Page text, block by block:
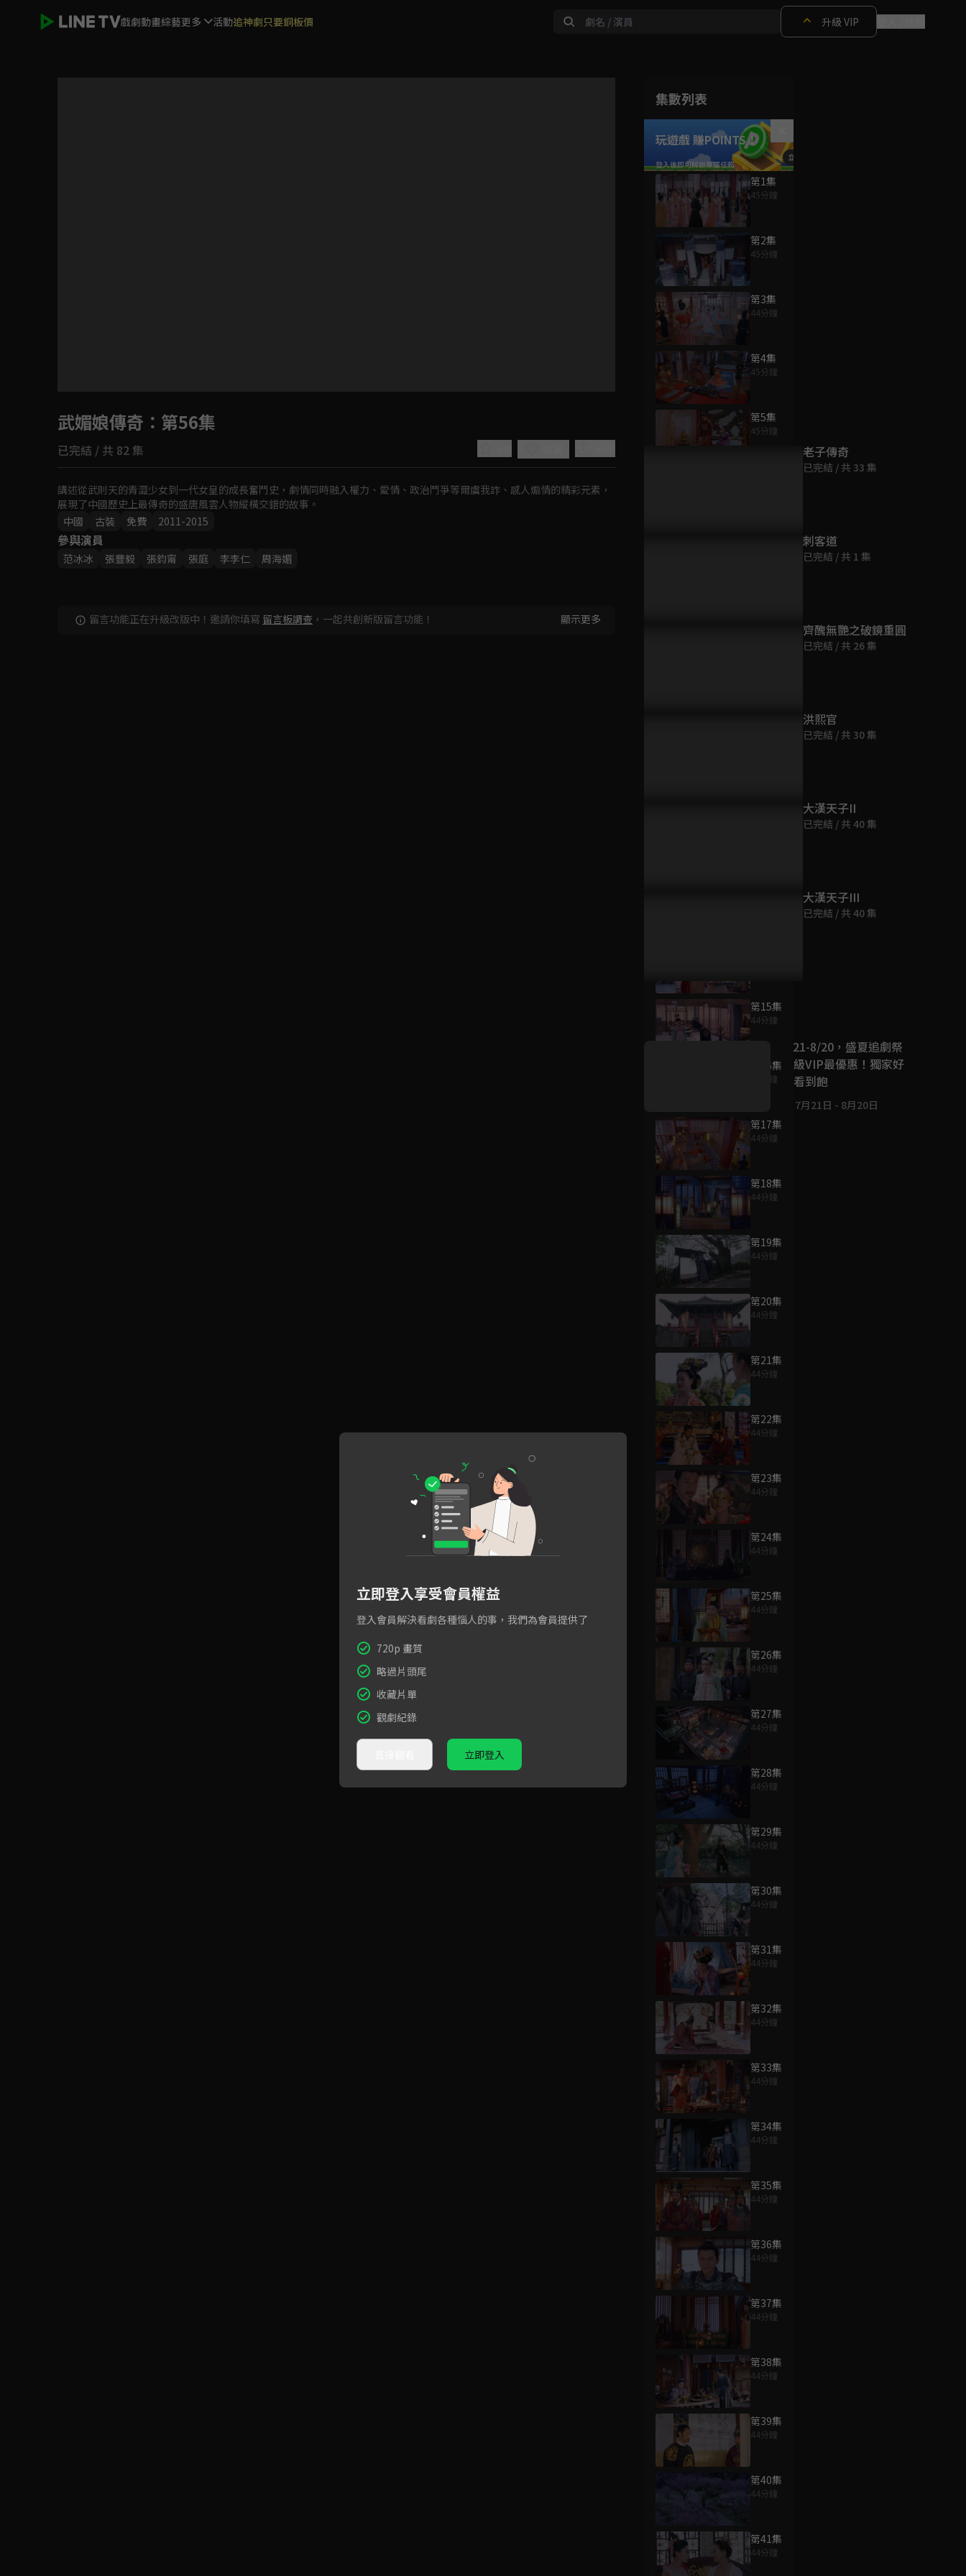
戲劇動畫綜藝更多 活動追神劇只要銅板價 升級 VIP
Video
如有不便請見諒
集數列表
玩遊戲 賺POINTS！
第1集
45分鐘
第2集
45分鐘
第3集
44分鐘
第4集
45分鐘
第5集
45分鐘
第15集
44分鐘
第16集
44分鐘
第17集
44分鐘
第18集
44分鐘
第19集
44分鐘
第20集
44分鐘
第21集
44分鐘
第22集
44分鐘
第23集
44分鐘
第24集
44分鐘
第25集
44分鐘
第26集
44分鐘
第27集
44分鐘
第28集
44分鐘
第29集
44分鐘
第30集
44分鐘
第31集
44分鐘
第32集
44分鐘
第33集
44分鐘
第34集
44分鐘
第35集
44分鐘
第36集
44分鐘
第37集
44分鐘
第38集
44分鐘
第39集
44分鐘
第40集
44分鐘
第41集
44分鐘
武媚娘傳奇 ：第56集
已完結 / 共 82 集
講述從武則天的青澀少女到一代女皇的成長奮鬥史，劇情同時融入權力、愛情、政治鬥爭等爾虞我詐、感人煽情的精彩元素，
展現了中國歷史上最傳奇的盛唐風雲人物縱橫交錯的故事。
中國
古裝 免費 2011-2015
參與演員
范冰冰 張豐毅 張鈞甯 張庭 李李仁 周海媚
留言功能正在升級改版中！邀請你填寫 留言板調查 ，一起共創新版留言功能！ 顯示更多
為您推薦
老子傳奇
已完結 / 共 33 集
刺客道
已完結 / 共 1 集
齊醜無艷之破鏡重圓
已完結 / 共 26 集
洪熙官
已完結 / 共 30 集
大漢天子II
已完結 / 共 40 集
大漢天子III
已完結 / 共 40 集
好康資訊
7/21-8/20，盛夏追劇祭
升級VIP最優惠！獨家好
戲看到飽
7月21日 - 8月20日
立即登入享受會員權益
登入會員解決看劇各種惱人的事，我們為會員提供了
720p 畫質
略過片頭尾
收藏片單
觀劇紀錄
立即登入